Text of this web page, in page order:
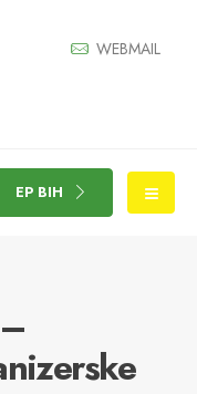
WEBMAIL
EP BIH